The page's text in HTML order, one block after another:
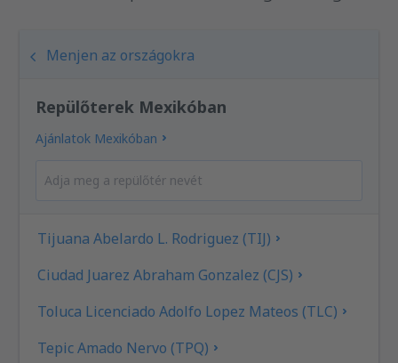
Menjen az országokra
Repülőterek Mexikóban
Ajánlatok Mexikóban
Tijuana Abelardo L. Rodriguez (TIJ)
Ciudad Juarez Abraham Gonzalez (CJS)
Toluca Licenciado Adolfo Lopez Mateos (TLC)
Tepic Amado Nervo (TPQ)